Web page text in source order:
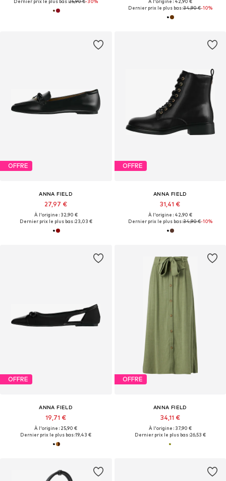
Dernier prix le plus bas :25,90 €-30%
À l'origine : 42,90 €
Dernier prix le plus bas :34,90 €-10%
OFFRE
ANNA FIELD
27,97 €
À l'origine : 32,90 €
Dernier prix le plus bas :23,03 €
OFFRE
ANNA FIELD
31,41 €
À l'origine : 42,90 €
Dernier prix le plus bas :34,90 €-10%
OFFRE
ANNA FIELD
19,71 €
À l'origine : 25,90 €
Dernier prix le plus bas :19,43 €
OFFRE
ANNA FIELD
34,11 €
À l'origine : 37,90 €
Dernier prix le plus bas :26,53 €